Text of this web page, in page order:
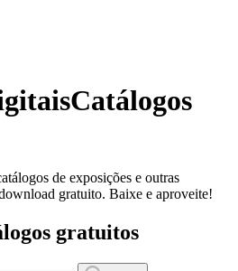
Catálogos
de exposições e outras
gratuito. Baixe e aproveite!
gratuitos